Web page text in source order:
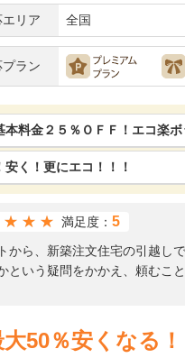
リア 全国
ラン
本料金２５％ＯＦＦ！エコ楽
安く！更にエコ！！！
満足度： 5
から、新築注文住宅の引越し
という疑問をかかえ、頼むこ
など普段使わない大型のもの
ことだし、労力が必要であっ
50％安くなる！